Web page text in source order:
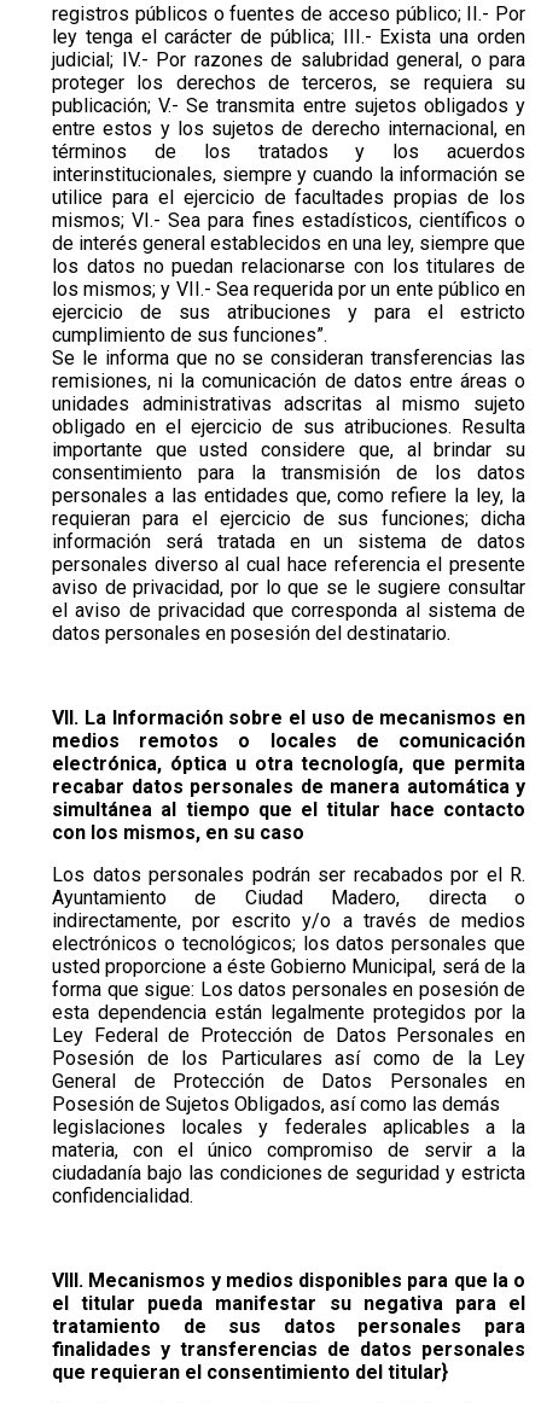
registros públicos o fuentes de acceso público; II.- Por
ley tenga el carácter de pública; III.- Exista una orden
judicial; IV.- Por razones de salubridad general, o para
proteger los derechos de terceros, se requiera su
publicación; V.- Se transmita entre sujetos obligados y
entre estos y los sujetos de derecho internacional, en
términos de los tratados y los acuerdos
interinstitucionales, siempre y cuando la información se
utilice para el ejercicio de facultades propias de los
mismos; VI.- Sea para fines estadísticos, científicos o
de interés general establecidos en una ley, siempre que
los datos no puedan relacionarse con los titulares de
los mismos; y VII.- Sea requerida por un ente público en
ejercicio de sus atribuciones y para el estricto
cumplimiento de sus funciones”.
Se le informa que no se consideran transferencias las
remisiones, ni la comunicación de datos entre áreas o
unidades administrativas adscritas al mismo sujeto
obligado en el ejercicio de sus atribuciones. Resulta
importante que usted considere que, al brindar su
consentimiento para la transmisión de los datos
personales a las entidades que, como refiere la ley, la
requieran para el ejercicio de sus funciones; dicha
información será tratada en un sistema de datos
personales diverso al cual hace referencia el presente
aviso de privacidad, por lo que se le sugiere consultar
el aviso de privacidad que corresponda al sistema de
datos personales en posesión del destinatario.
VII. La Información sobre el uso de mecanismos en
medios remotos o locales de comunicación
electrónica, óptica u otra tecnología, que permita
recabar datos personales de manera automática y
simultánea al tiempo que el titular hace contacto
con los mismos, en su caso
Los datos personales podrán ser recabados por el R.
Ayuntamiento de Ciudad Madero, directa o
indirectamente, por escrito y/o a través de medios
electrónicos o tecnológicos; los datos personales que
usted proporcione a éste Gobierno Municipal, será de la
forma que sigue: Los datos personales en posesión de
esta dependencia están legalmente protegidos por la
Ley Federal de Protección de Datos Personales en
Posesión de los Particulares así como de la Ley
General de Protección de Datos Personales en
Posesión de Sujetos Obligados, así como las demás
legislaciones locales y federales aplicables a la
materia, con el único compromiso de servir a la
ciudadanía bajo las condiciones de seguridad y estricta
confidencialidad.
VIII. Mecanismos y medios disponibles para que la o
el titular pueda manifestar su negativa para el
tratamiento de sus datos personales para
finalidades y transferencias de datos personales
que requieran el consentimiento del titular}